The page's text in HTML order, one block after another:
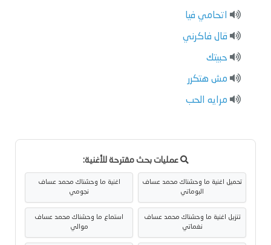
اتحامي فيا
قال فاكرني
حبيتك
مش هتكرر
مرايه الحب
عمليات بحث مقترحة للأغنية:
تحميل اغنية ما وحشناك محمد عساف
البوماتي
اغنية ما وحشناك محمد عساف
نجومي
تنزيل اغنية ما وحشناك محمد عساف
نغماتي
استماع ما وحشناك محمد عساف
موالي